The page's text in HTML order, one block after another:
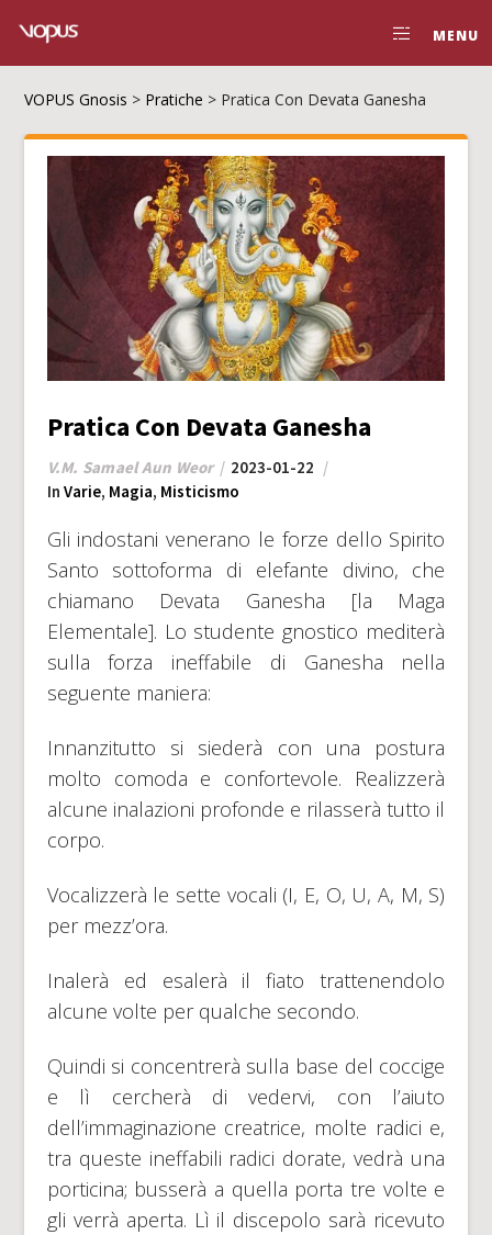
MENU
VOPUS Gnosis > Pratiche > Pratica Con Devata Ganesha
Pratica Con Devata Ganesha
V.M. Samael Aun Weor
2023-01-22
In Varie, Magia, Misticismo
Gli indostani venerano le forze dello Spirito
Santo sottoforma di elefante divino, che
chiamano Devata Ganesha [la Maga
Elementale]. Lo studente gnostico mediterà
sulla forza ineffabile di Ganesha nella
seguente maniera:
Innanzitutto si siederà con una postura
molto comoda e confortevole. Realizzerà
alcune inalazioni profonde e rilasserà tutto il
corpo.
Vocalizzerà le sette vocali (I, E, O, U, A, M, S)
per mezz’ora.
Inalerà ed esalerà il fiato trattenendolo
alcune volte per qualche secondo.
Quindi si concentrerà sulla base del coccige
e lì cercherà di vedervi, con l’aiuto
dell’immaginazione creatrice, molte radici e,
tra queste ineffabili radici dorate, vedrà una
porticina; busserà a quella porta tre volte e
gli verrà aperta. Lì il discepolo sarà ricevuto